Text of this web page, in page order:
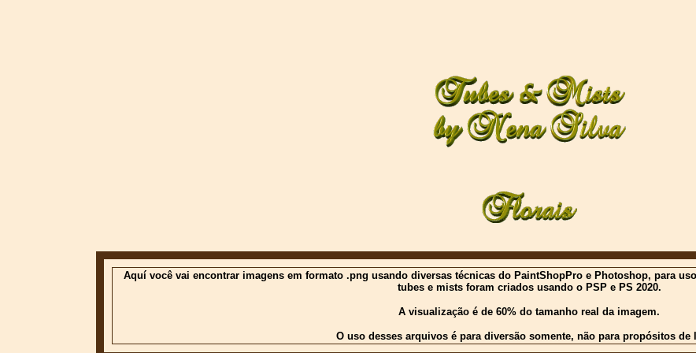
Aquí você vai encontrar imagens em formato .png usando diversas técnicas do PaintShopPro e Photoshop, para
tubes e mists foram criados usando o PSP e PS 2020.
A visualização é de 60% do tamanho real da imagem.
O uso desses arquivos é para diversão somente, não para propósitos de